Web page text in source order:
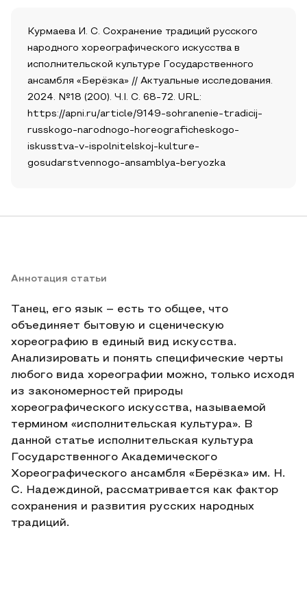
Курмаева И. С. Сохранение традиций русского
народного хореографического искусства в
исполнительской культуре Государственного
ансамбля «Берёзка» // Актуальные исследования.
2024. №18 (200). Ч.I. С. 68-72. URL:
https://apni.ru/article/9149-sohranenie-tradicij-
russkogo-narodnogo-horeograficheskogo-
iskusstva-v-ispolnitelskoj-kulture-
gosudarstvennogo-ansamblya-beryozka
Аннотация статьи
Танец, его язык – есть то общее, что
объединяет бытовую и сценическую
хореографию в единый вид искусства.
Анализировать и понять специфические черты
любого вида хореографии можно, только исходя
из закономерностей природы
хореографического искусства, называемой
термином «исполнительская культура». В
данной статье исполнительская культура
Государственного Академического
Хореографического ансамбля «Берёзка» им. Н.
С. Надеждиной, рассматривается как фактор
сохранения и развития русских народных
традиций.